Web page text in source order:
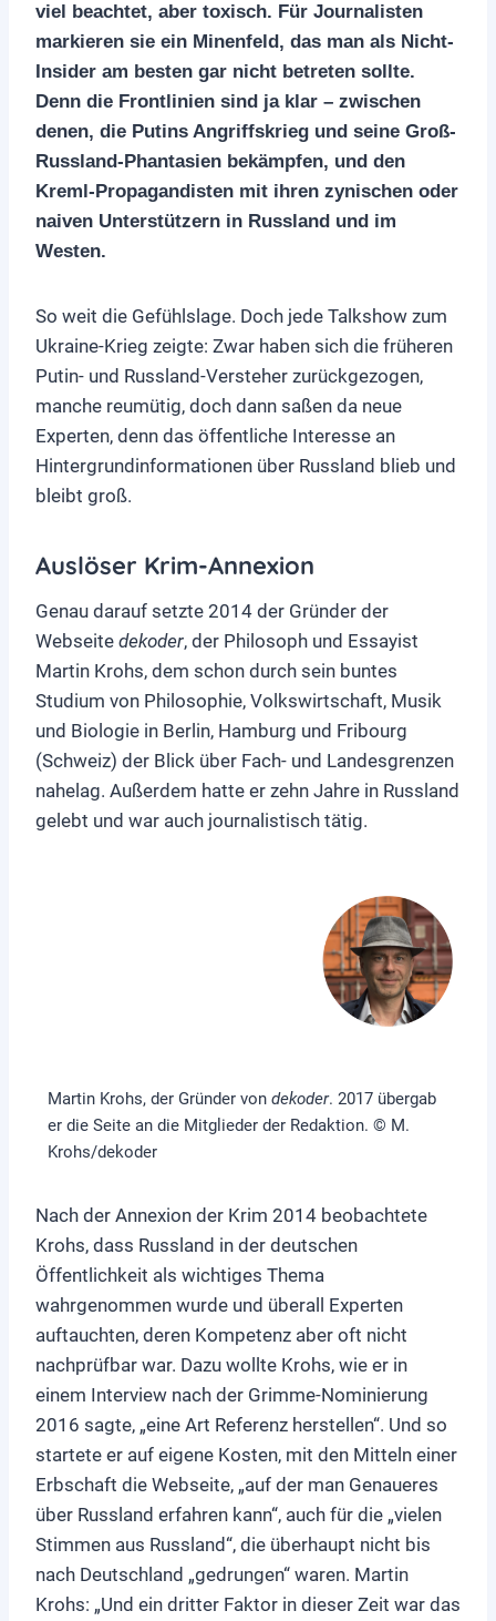
viel beachtet, aber toxisch. Für Journalisten
markieren sie ein Minenfeld, das man als Nicht-
Insider am besten gar nicht betreten sollte.
Denn die Frontlinien sind ja klar – zwischen
denen, die Putins Angriffskrieg und seine Groß-
Russland-Phantasien bekämpfen, und den
Kreml-Propagandisten mit ihren zynischen oder
naiven Unterstützern in Russland und im
Westen.
So weit die Gefühlslage. Doch jede Talkshow zum
Ukraine-Krieg zeigte: Zwar haben sich die früheren
Putin- und Russland-Versteher zurückgezogen,
manche reumütig, doch dann saßen da neue
Experten, denn das öffentliche Interesse an
Hintergrundinformationen über Russland blieb und
bleibt groß.
Auslöser Krim-Annexion
Genau darauf setzte 2014 der Gründer der
Webseite dekoder, der Philosoph und Essayist
Martin Krohs, dem schon durch sein buntes
Studium von Philosophie, Volkswirtschaft, Musik
und Biologie in Berlin, Hamburg und Fribourg
(Schweiz) der Blick über Fach- und Landesgrenzen
nahelag. Außerdem hatte er zehn Jahre in Russland
gelebt und war auch journalistisch tätig.
Martin Krohs, der Gründer von dekoder. 2017 übergab
er die Seite an die Mitglieder der Redaktion. © M.
Krohs/dekoder
Nach der Annexion der Krim 2014 beobachtete
Krohs, dass Russland in der deutschen
Öffentlichkeit als wichtiges Thema
wahrgenommen wurde und überall Experten
auftauchten, deren Kompetenz aber oft nicht
nachprüfbar war. Dazu wollte Krohs, wie er in
einem Interview nach der Grimme-Nominierung
2016 sagte, „eine Art Referenz herstellen“. Und so
startete er auf eigene Kosten, mit den Mitteln einer
Erbschaft die Webseite, „auf der man Genaueres
über Russland erfahren kann“, auch für die „vielen
Stimmen aus Russland“, die überhaupt nicht bis
nach Deutschland „gedrungen“ waren. Martin
Krohs: „Und ein dritter Faktor in dieser Zeit war das